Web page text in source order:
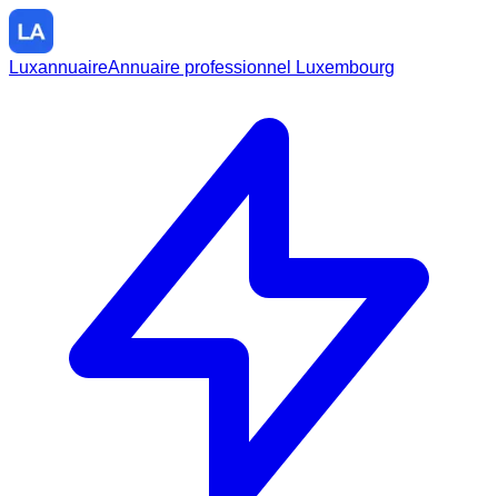
LuxannuaireAnnuaire professionnel Luxembourg